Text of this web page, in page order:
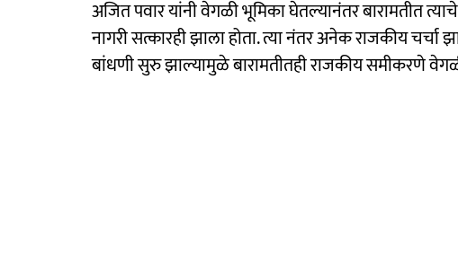
अजित पवार यांनी वेगळी भूमिका घेतल्यानंतर बारामतीत
नागरी सत्कारही झाला होता. त्या नंतर अनेक राजकीय चर्चा
बांधणी सुरु झाल्यामुळे बारामतीतही राजकीय समीकरणे